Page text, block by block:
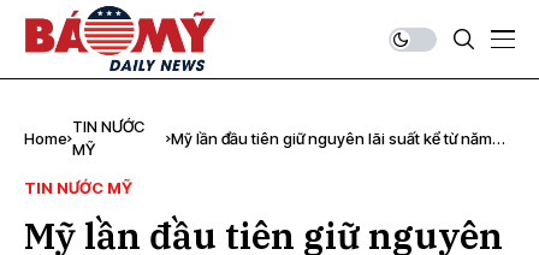
Home
TIN NƯỚC
MỸ
Mỹ lần đầu tiên giữ nguyên lãi suất kể từ năm
TIN NƯỚC MỸ
Mỹ lần đầu tiên giữ nguyên